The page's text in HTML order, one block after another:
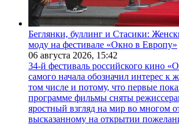
Беглянки, буллинг и Стасики:
моду на фестивале «Окно в Европу»
06 августа 2026, 15:42
34-й фестиваль российского кино
самого начала обозначил интерес к
том числе и потому, что первые
программе фильмы сняты
яростный взгляд на мир во многом
высказанному на открытии